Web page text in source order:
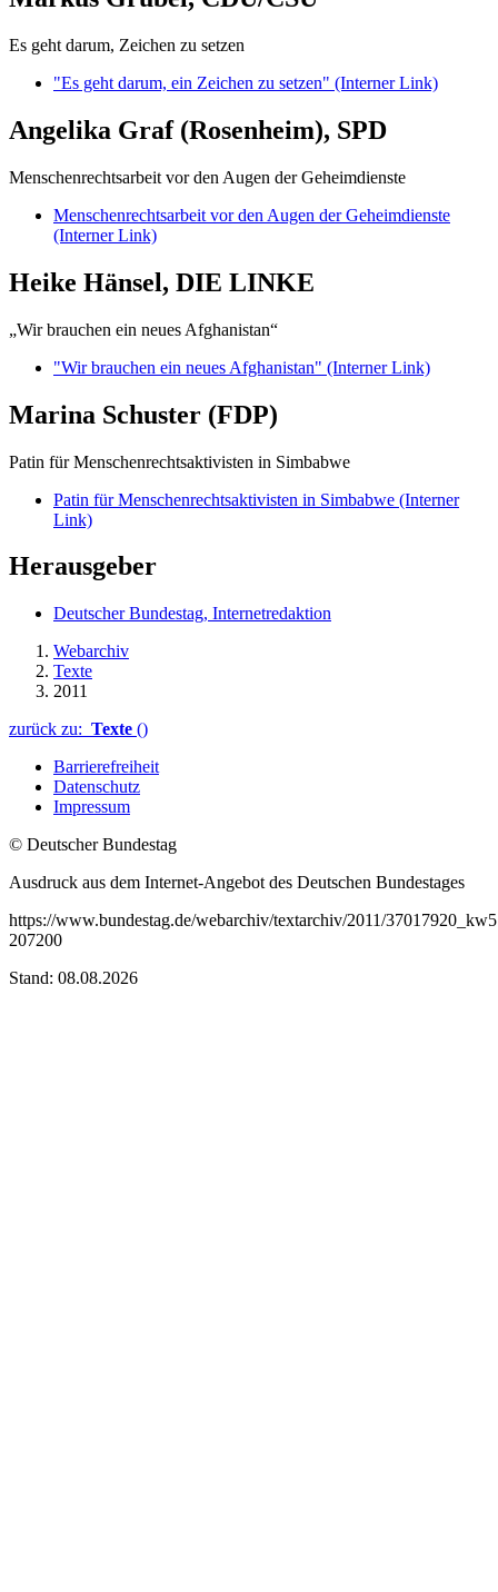
Es geht darum, Zeichen zu setzen
"Es geht darum, ein Zeichen zu setzen" (Interner Link)
Angelika Graf (Rosenheim), SPD
Menschenrechtsarbeit vor den Augen der Geheimdienste
Menschenrechtsarbeit vor den Augen der Geheimdienste
(Interner Link)
Heike Hänsel, DIE LINKE
„Wir brauchen ein neues Afghanistan“
"Wir brauchen ein neues Afghanistan" (Interner Link)
Marina Schuster (FDP)
Patin für Menschenrechtsaktivisten in Simbabwe
Patin für Menschenrechtsaktivisten in Simbabwe (Interner
Link)
Herausgeber
Deutscher Bundestag, Internetredaktion
Webarchiv
Texte
2011
zurück zu: Texte ()
Barrierefreiheit
Datenschutz
Impressum
© Deutscher Bundestag
Ausdruck aus dem Internet-Angebot des Deutschen Bundestages
https://www.bundestag.de/webarchiv/textarchiv/2011/
207200
Stand: 08.08.2026